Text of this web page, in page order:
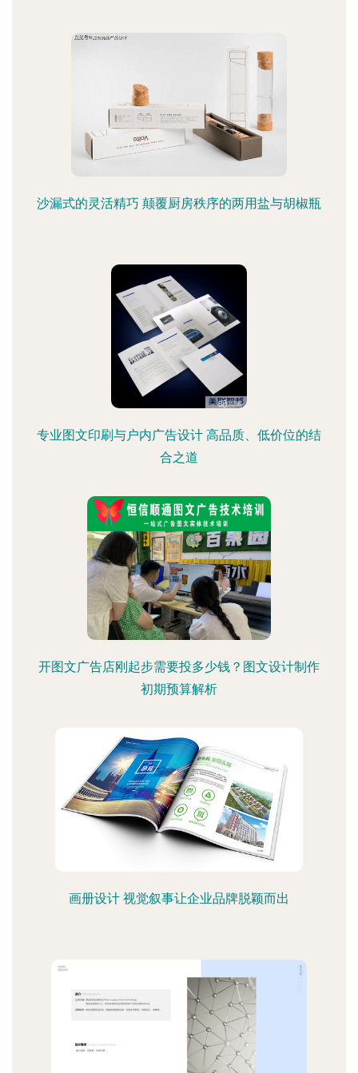
沙漏式的灵活精巧 颠覆厨房秩序的两用盐与胡椒瓶
专业图文印刷与户内广告设计 高品质、低价位的结
合之道
开图文广告店刚起步需要投多少钱？图文设计制作
初期预算解析
画册设计 视觉叙事让企业品牌脱颖而出